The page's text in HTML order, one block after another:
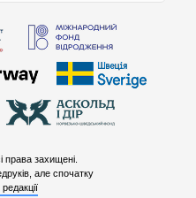
права захищені.
але спочатку